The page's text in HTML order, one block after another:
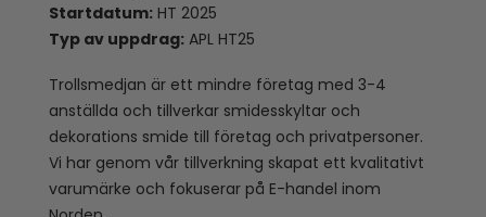
Startdatum: HT 2025
Typ av uppdrag: APL HT25
Trollsmedjan är ett mindre företag med 3-4
anställda och tillverkar smidesskyltar och
dekorations smide till företag och privatpersoner.
Vi har genom vår tillverkning skapat ett kvalitativt
varumärke och fokuserar på E-handel inom